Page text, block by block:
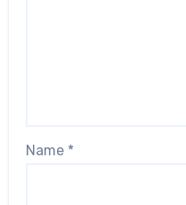
Name *